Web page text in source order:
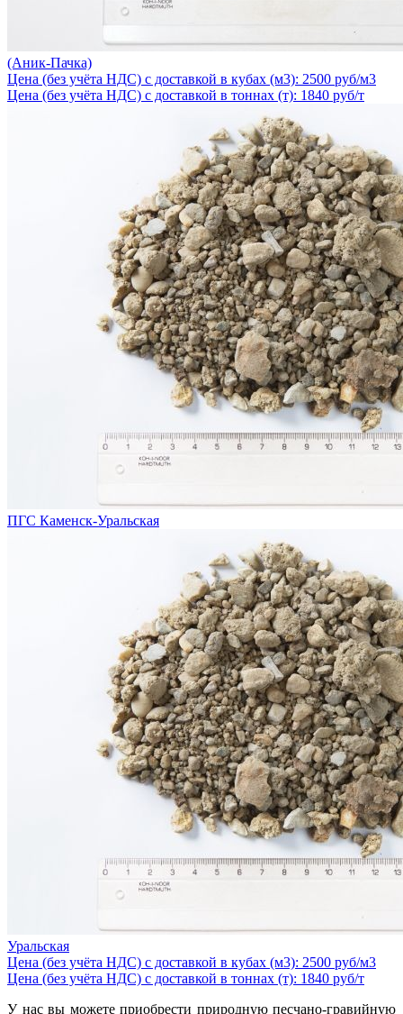
(Аник-Пачка)
Цена (без учёта НДС) с доставкой в кубах (м3): 2500 руб/м3
Цена (без учёта НДС) с доставкой в тоннах (т): 1840 руб/т
ПГС Каменск-Уральская
Уральская
Цена (без учёта НДС) с доставкой в кубах (м3): 2500 руб/м3
Цена (без учёта НДС) с доставкой в тоннах (т): 1840 руб/т
У нас вы можете приобрести природную песчано-гравийную